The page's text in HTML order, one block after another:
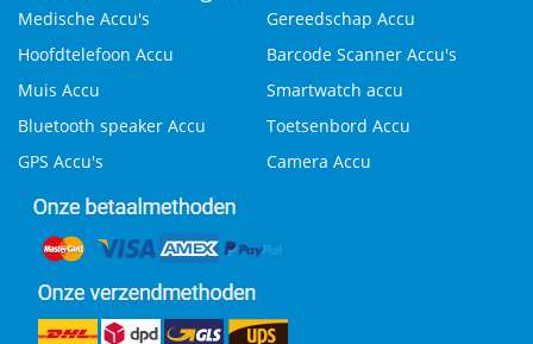
Medische Accu's
Gereedschap Accu
Hoofdtelefoon Accu
Barcode Scanner Accu's
Muis Accu
Smartwatch accu
Bluetooth speaker Accu
Toetsenbord Accu
GPS Accu's
Camera Accu